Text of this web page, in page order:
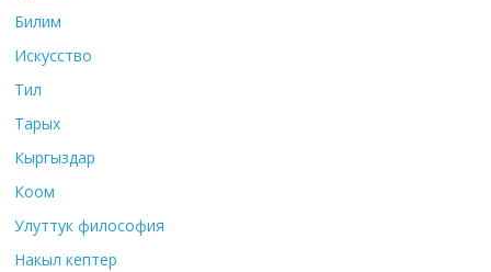
Билим
Искусство
Тил
Тарых
Кыргыздар
Коом
Улуттук философия
Накыл кептер